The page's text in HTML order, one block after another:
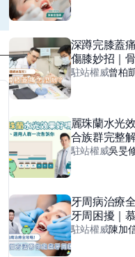
深蹲完膝蓋
傷膝妙招｜
駐站權威曾柏
麗珠蘭水光
合族群完整
駐站權威吳旻
牙周病治療
牙周困擾｜
駐站權威陳加